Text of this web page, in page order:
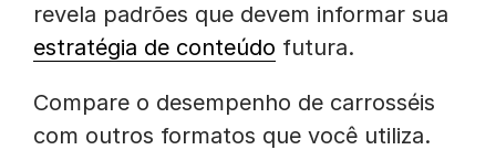
revela padrões que devem informar sua
estratégia de conteúdo futura.
Compare o desempenho de carrosséis
com outros formatos que você utiliza.